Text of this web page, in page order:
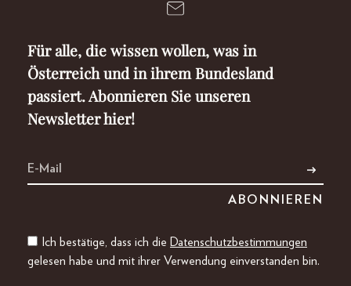
Für alle, die wissen wollen, was in
Österreich und in ihrem Bundesland
passiert. Abonnieren Sie unseren
Newsletter hier!
Ich bestätige, dass ich die Datenschutzbestimmungen
gelesen habe und mit ihrer Verwendung einverstanden bin.